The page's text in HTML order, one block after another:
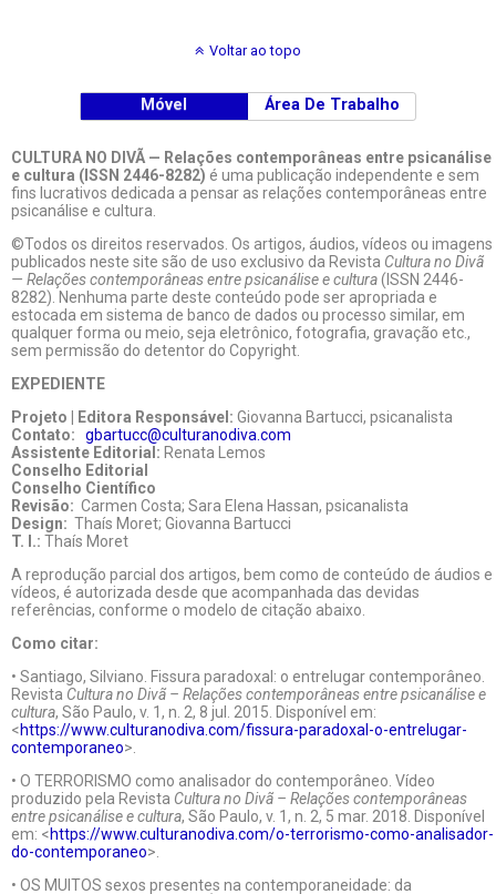
Voltar ao topo
Móvel Área De Trabalho
CULTURA NO DIVÃ — Relações contemporâneas entre psicanálise
e cultura (ISSN 2446-8282) é uma publicação independente e sem
fins lucrativos dedicada a pensar as relações contemporâneas entre
psicanálise e cultura.
©Todos os direitos reservados. Os artigos, áudios, vídeos ou imagens
publicados neste site são de uso exclusivo da Revista Cultura no Divã
— Relações contemporâneas entre psicanálise e cultura(ISSN 2446-
8282). Nenhuma parte deste conteúdo pode ser apropriada e
estocada em sistema de banco de dados ou processo similar, em
qualquer forma ou meio, seja eletrônico, fotografia, gravação etc.,
sem permissão do detentor do Copyright.
EXPEDIENTE
Projeto | Editora Responsável: Giovanna Bartucci, psicanalista
Contato: gbartucc@culturanodiva.com
Assistente Editorial: Renata Lemos
Conselho Editorial
Conselho Científico
Revisão: Carmen Costa; Sara Elena Hassan, psicanalista
Design: Thaís Moret; Giovanna Bartucci
T. I.: Thaís Moret
A reprodução parcial dos artigos, bem como de conteúdo de áudios e
vídeos, é autorizada desde que acompanhada das devidas
referências, conforme o modelo de citação abaixo.
Como citar:
• Santiago, Silviano. Fissura paradoxal: o entrelugar contemporâneo.
Revista Cultura no Divã – Relações contemporâneas entre psicanálise e
cultura, São Paulo, v. 1, n. 2, 8 jul. 2015. Disponível em:
<https://www.culturanodiva.com/fissura-paradoxal-o-entrelugar-
contemporaneo>.
• O TERRORISMO como analisador do contemporâneo. Vídeo
produzido pela Revista Cultura no Divã – Relações contemporâneas
entre psicanálise e cultura, São Paulo, v. 1, n. 2, 5 mar. 2018. Disponível
em: <https://www.culturanodiva.com/o-terrorismo-como-analisador-
do-contemporaneo>.
• OS MUITOS sexos presentes na contemporaneidade: da